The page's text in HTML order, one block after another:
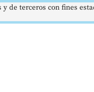
de terceros con fines